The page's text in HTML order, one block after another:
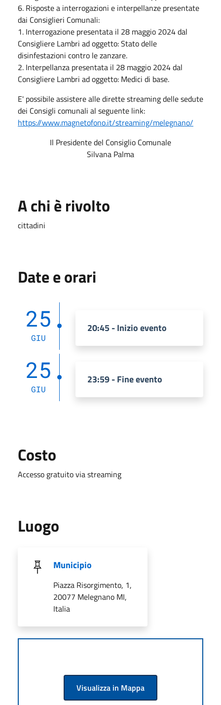
6. Risposte a interrogazioni e interpellanze presentate
dai Consiglieri Comunali:
1. Interrogazione presentata il 28 maggio 2024 dal
Consigliere Lambri ad oggetto: Stato delle
disinfestazioni contro le zanzare.
2. Interpellanza presentata il 28 maggio 2024 dal
Consigliere Lambri ad oggetto: Medici di base.
E' possibile assistere alle dirette streaming delle sedute
dei Consigli comunali al seguente link:
https://www.magnetofono.it/streaming/melegnano/
Il Presidente del Consiglio Comunale
Silvana Palma
A chi è rivolto
cittadini
Date e orari
25
GIU
20:45 - Inizio evento
25
GIU
23:59 - Fine evento
Costo
Accesso gratuito via streaming
Luogo
Municipio
Piazza Risorgimento, 1,
20077 Melegnano MI,
Italia
Visualizza in Mappa